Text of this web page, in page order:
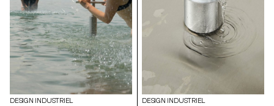
DESIGN INDUSTRIEL DESIGN INDUSTRIEL